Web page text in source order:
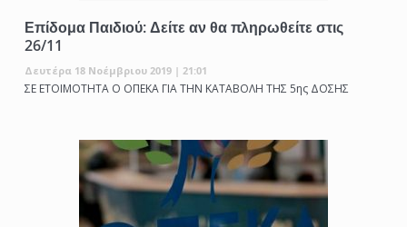
Επίδομα Παιδιού: Δείτε αν θα πληρωθείτε στις
26/11
Δευτέρα 18 Νοέμβριου 2019 | 21:01
ΣΕ ΕΤΟΙΜΟΤΗΤΑ Ο ΟΠΕΚΑ ΓΙΑ ΤΗΝ ΚΑΤΑΒΟΛΗ ΤΗΣ 5ης ΔΟΣΗΣ